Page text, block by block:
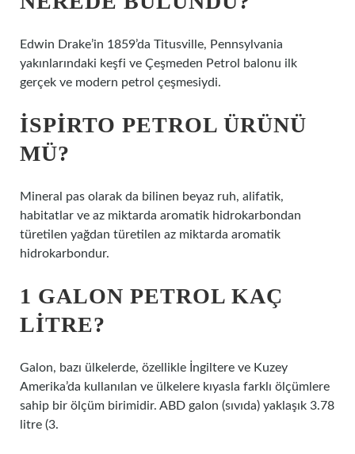
Edwin Drake’in 1859’da Titusville, Pennsylvania
yakınlarındaki keşfi ve Çeşmeden Petrol balonu ilk
gerçek ve modern petrol çeşmesiydi.
İSPIRTO PETROL ÜRÜNÜ
MÜ?
Mineral pas olarak da bilinen beyaz ruh, alifatik,
habitatlar ve az miktarda aromatik hidrokarbondan
türetilen yağdan türetilen az miktarda aromatik
hidrokarbondur.
1 GALON PETROL KAÇ
LITRE?
Galon, bazı ülkelerde, özellikle İngiltere ve Kuzey
Amerika’da kullanılan ve ülkelere kıyasla farklı ölçümlere
sahip bir ölçüm birimidir. ABD galon (sıvıda) yaklaşık 3.78
litre (3.